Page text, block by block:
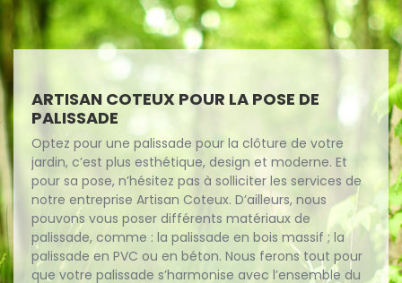
ARTISAN COTEUX POUR LA POSE DE
PALISSADE
Optez pour une palissade pour la clôture de votre
jardin, c’est plus esthétique, design et moderne. Et
pour sa pose, n’hésitez pas à solliciter les services de
notre entreprise Artisan Coteux. D’ailleurs, nous
pouvons vous poser différents matériaux de
palissade, comme : la palissade en bois massif ; la
palissade en PVC ou en béton. Nous ferons tout pour
que votre palissade s’harmonise avec l’ensemble du